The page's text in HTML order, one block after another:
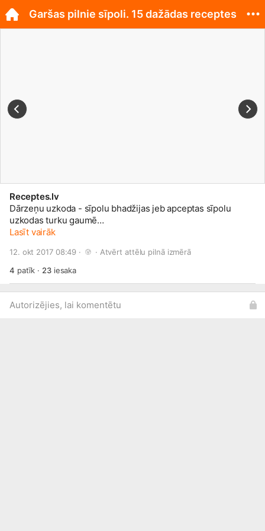
Receptes.lv
Dārzeņu uzkoda - sīpolu bhadžijas jeb apceptas sīpolu
uzkodas turku gaumē
http://receptes.tvnet.lv/jaunumi/recep...
Lasīt vairāk
12. okt 2017 08:49 · · Atvērt attēlu pilnā izmērā
4 patīk · 23iesaka
Autorizējies, lai komentētu
Garšas pilnie sīpoli. 15 dažādas receptes